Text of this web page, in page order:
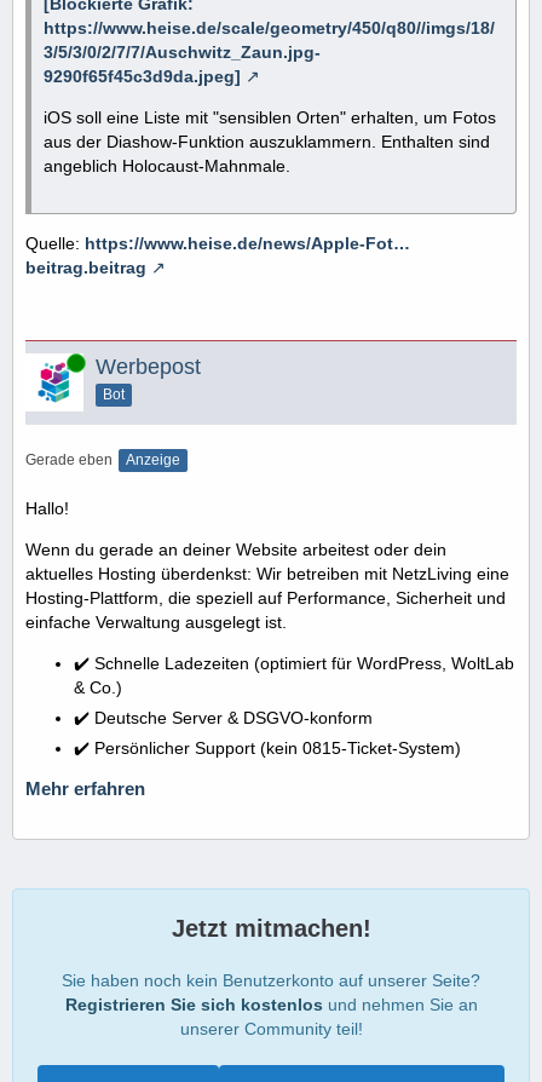
https://www.heise.de/scale/geometry/450/q80//imgs/18/
3/5/3/0/2/7/7/Auschwitz_Zaun.jpg-
9290f65f45c3d9da.jpeg]
iOS soll eine Liste mit "sensiblen Orten" erhalten, um Fotos
aus der Diashow-Funktion auszuklammern. Enthalten sind
angeblich Holocaust-Mahnmale.
Quelle: https://www.heise.de/news/Apple-Fot…
beitrag.beitrag
Online Werbepost
Bot
Gerade eben Anzeige
Hallo!
Wenn du gerade an deiner Website arbeitest oder dein
aktuelles Hosting überdenkst: Wir betreiben mit NetzLiving eine
Hosting-Plattform, die speziell auf Performance, Sicherheit und
einfache Verwaltung ausgelegt ist.
✔️ Schnelle Ladezeiten (optimiert für WordPress, WoltLab
& Co.)
✔️ Deutsche Server & DSGVO-konform
✔️ Persönlicher Support (kein 0815-Ticket-System)
Mehr erfahren
Jetzt mitmachen!
Sie haben noch kein Benutzerkonto auf unserer Seite?
Registrieren Sie sich kostenlos und nehmen Sie an
unserer Community teil!